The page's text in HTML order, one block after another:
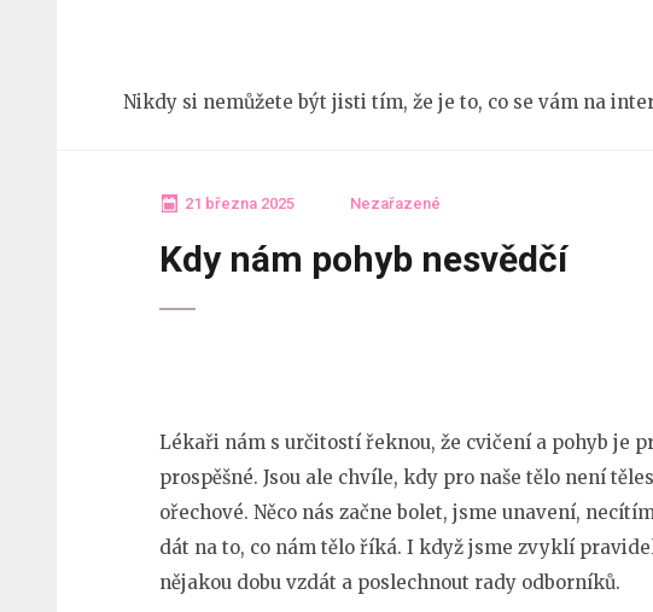
Nikdy si nemůžete být jisti tím, že je to, co se vám na
21 března 2025 Nezařazené
Kdy nám pohyb nesvědčí
Lékaři nám s určitostí řeknou, že cvičení a pohyb je
prospěšné. Jsou ale chvíle, kdy pro naše tělo není
ořechové. Něco nás začne bolet, jsme unavení,
dát na to, co nám tělo říká. I když jsme zvyklí
nějakou dobu vzdát a poslechnout rady odborníků.